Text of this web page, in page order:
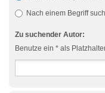
Nach einem Begriff
Zu suchender Autor:
Benutze ein * als